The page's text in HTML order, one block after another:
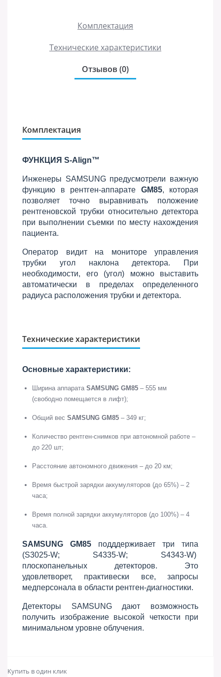
Комплектация
Технические характеристики
Отзывов (0)
Комплектация
ФУНКЦИЯ S-Align™
Инженеры SAMSUNG предусмотрели важную
функцию в рентген-аппарате GM85, которая
позволяет точно выравнивать положение
рентгеновской трубки относительно детектора
при выполнении съемки по месту нахождения
пациента.
Оператор видит на мониторе управления
трубки угол наклона детектора. При
необходимости, его (угол) можно выставить
автоматически в пределах определенного
радиуса расположения трубки и детектора.
Технические характеристики
Основные характеристики:
Ширина аппарата SAMSUNG GM85 – 555 мм
(свободно помещается в лифт);
Общий вес SAMSUNG GM85 – 349 кг;
Количество рентген-снимков при автономной работе –
до 220 шт;
Расстояние автономного движения – до 20 км;
Время быстрой зарядки аккумуляторов (до 65%) – 2
часа;
Время полной зарядки аккумуляторов (до 100%) – 4
часа.
SAMSUNG GM85 подддерживает три типа
(S3025-W; S4335-W; S4343-W)
плоскопанельных детекторов. Это
удовлетворет, практивески все, запросы
медперсонала в области рентген-диагностики.
Детекторы SAMSUNG дают возможность
получить изображение высокой четкости при
минимальном уровне облучения.
Купить в один клик